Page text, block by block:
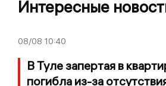
Интересные
08/08 10:40
В Туле запертая в
погибла из-за